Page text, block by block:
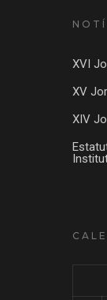
XVI
XV
XIV